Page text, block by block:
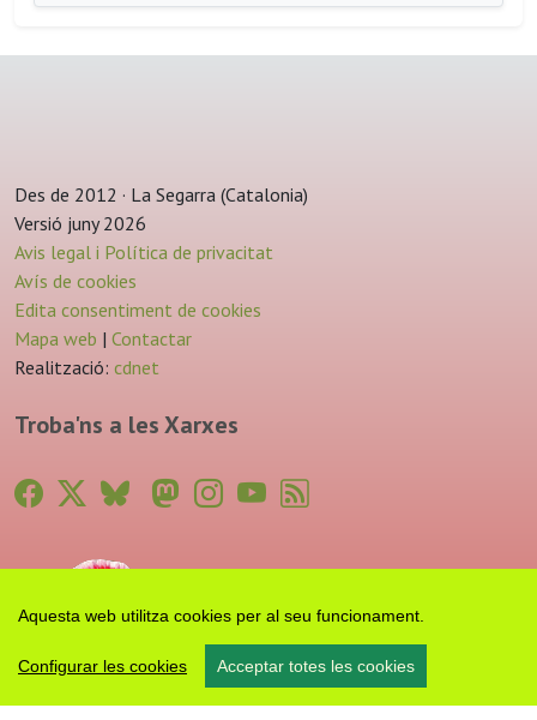
Aquesta web utilitza cookies per al seu funcionament.
Configurar les cookies Acceptar totes les cookies
Des de 2012 · La Segarra (Catalonia)
Versió juny 2026
Avis legal i Política de privacitat
Avís de cookies
Edita consentiment de cookies
Mapa web | Contactar
Realització: cdnet
Troba'ns a les Xarxes